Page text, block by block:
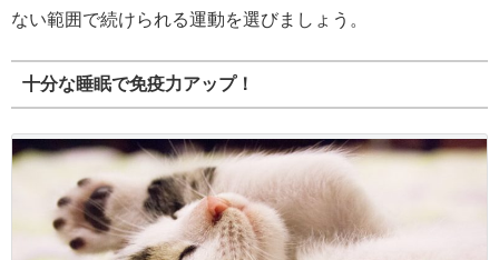
ない範囲で続けられる運動を選びましょう。
十分な睡眠で免疫力アップ！